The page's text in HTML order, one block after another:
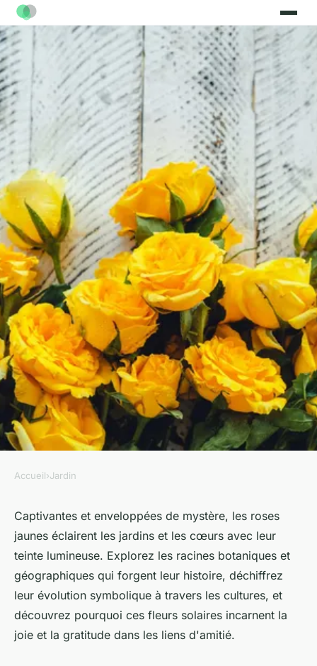
Le secret des roses jaunes :
origine et symboles
sébastienne•20 juin 2024•3 min de lecture
Accueil›Jardin
Captivantes et enveloppées de mystère, les roses
jaunes éclairent les jardins et les cœurs avec leur
teinte lumineuse. Explorez les racines botaniques et
géographiques qui forgent leur histoire, déchiffrez
leur évolution symbolique à travers les cultures, et
découvrez pourquoi ces fleurs solaires incarnent la
joie et la gratitude dans les liens d'amitié.